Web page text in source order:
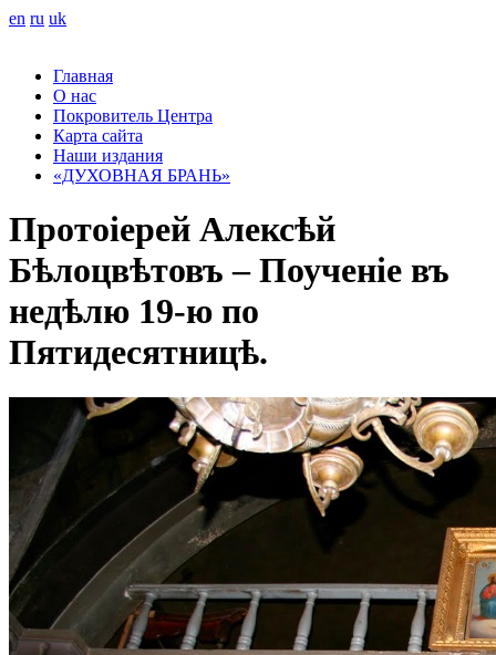
en ru uk
Главная
О нас
Покровитель Центра
Карта сайта
Наши издания
«ДУХОВНАЯ БРАНЬ»
Протоіерей Алексѣй
Бѣлоцвѣтовъ – Поученіе въ
недѣлю 19-ю по
Пятидесятницѣ.